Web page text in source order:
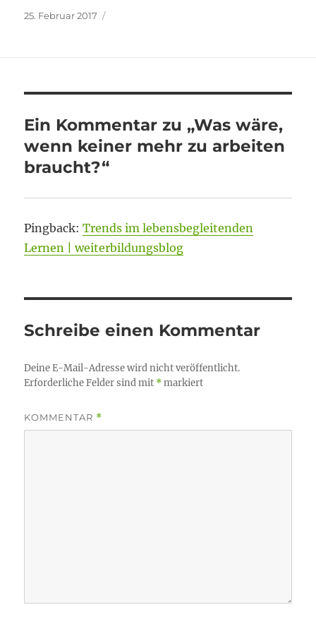
Veröffentlicht
25. Februar 2017
Ein Kommentar zu „Was wäre,
wenn keiner mehr zu arbeiten
braucht?“
Pingback:Trends im lebensbegleitenden
Lernen | weiterbildungsblog
Schreibe einen Kommentar
Deine E-Mail-Adresse wird nicht veröffentlicht.
Erforderliche Felder sind mit *markiert
KOMMENTAR *